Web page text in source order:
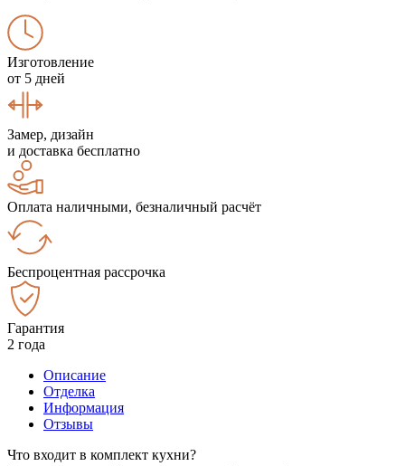
Изготовление
от 5 дней
Замер, дизайн
и доставка бесплатно
Оплата наличными, безналичный расчёт
Беспроцентная рассрочка
Гарантия
2 года
Описание
Отделка
Информация
Отзывы
Что входит в комплект кухни?